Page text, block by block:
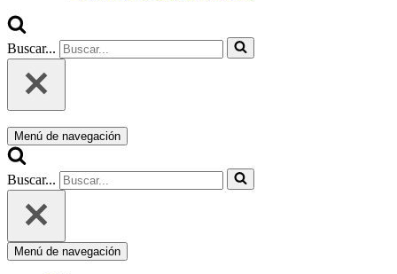
Buscar...
Menú de navegación
Buscar...
Menú de navegación